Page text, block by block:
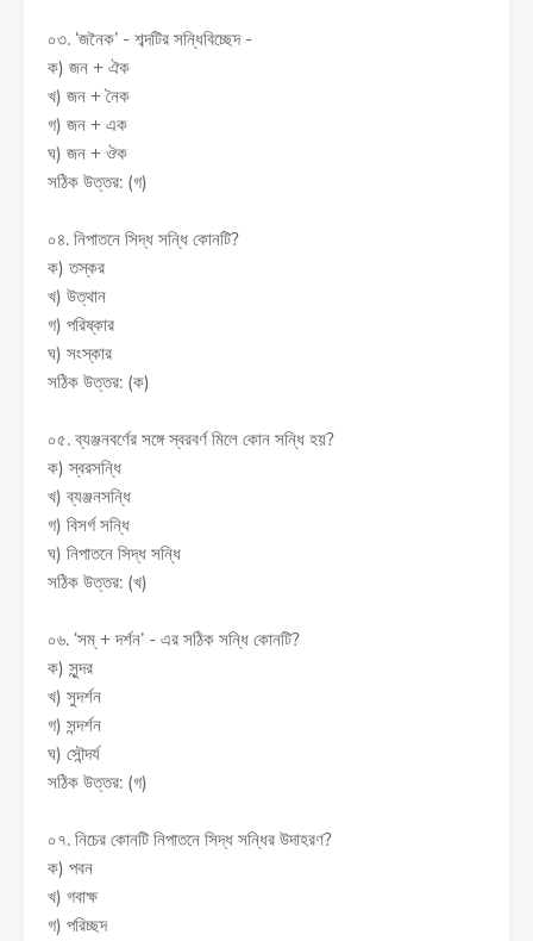
০৩. ‘জনৈক’ - শব্দটির সন্ধিবিচ্ছেদ -
ক) জন + ঐক
খ) জন + নৈক
গ) জন + এক
ঘ) জন + ঔক
সঠিক উত্তর: (গ)
০৪. নিপাতনে সিদ্ধ সন্ধি কোনটি?
ক) তস্কর
খ) উত্থান
গ) পরিষ্কার
ঘ) সংস্কার
সঠিক উত্তর: (ক)
০৫. ব্যঞ্জনবর্ণের সঙ্গে স্বরবর্ণ মিলে কোন সন্ধি হয়?
ক) স্বরসন্ধি
খ) ব্যঞ্জনসন্ধি
গ) বিসর্গ সন্ধি
ঘ) নিপাতনে সিদ্ধ সন্ধি
সঠিক উত্তর: (খ)
০৬. ‘সম্ + দর্শন’ - এর সঠিক সন্ধি কোনটি?
ক) সুন্দর
খ) সুদর্শন
গ) সন্দর্শন
ঘ) সৌন্দর্য
সঠিক উত্তর: (গ)
০৭. নিচের কোনটি নিপাতনে সিদ্ধ সন্ধির উদাহরণ?
ক) পবন
খ) গবাক্ষ
গ) পরিচ্ছদ